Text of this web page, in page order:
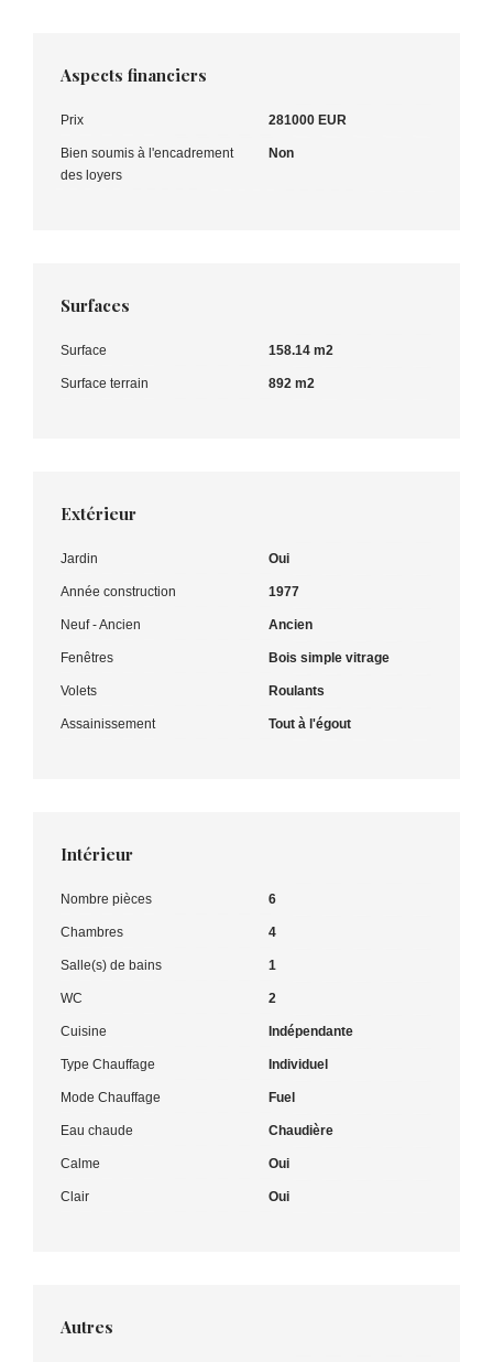
Aspects financiers
Prix 281000 EUR
Bien soumis à l'encadrement
des loyers
Non
Surfaces
Surface 158.14 m2
Surface terrain 892 m2
Extérieur
Jardin Oui
Année construction 1977
Neuf - Ancien Ancien
Fenêtres Bois simple vitrage
Volets Roulants
Assainissement Tout à l'égout
Intérieur
Nombre pièces 6
Chambres 4
Salle(s) de bains 1
WC 2
Cuisine Indépendante
Type Chauffage Individuel
Mode Chauffage Fuel
Eau chaude Chaudière
Calme Oui
Clair Oui
Autres